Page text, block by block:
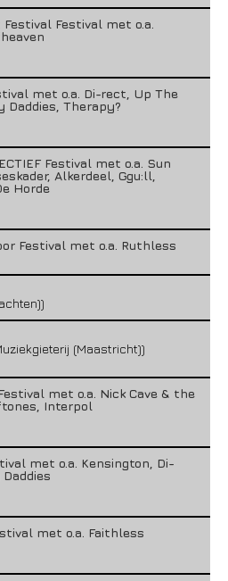
Festival met o.a.
met o.a. Di-rect, Up The
Daddies, Therapy?
Festival met o.a. Sun
Alkerdeel, Ggu:ll,
Horde
Festival met o.a. Ruthless
(Maastricht))
met o.a. Nick Cave & the
Interpol
met o.a. Kensington, Di-
met o.a. Faithless